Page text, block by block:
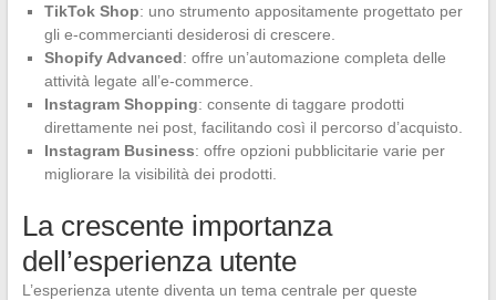
TikTok Shop: uno strumento appositamente progettato per
gli e-commercianti desiderosi di crescere.
Shopify Advanced: offre un’automazione completa delle
attività legate all’e-commerce.
Instagram Shopping: consente di taggare prodotti
direttamente nei post, facilitando così il percorso d’acquisto.
Instagram Business: offre opzioni pubblicitarie varie per
migliorare la visibilità dei prodotti.
La crescente importanza
dell’esperienza utente
L’esperienza utente diventa un tema centrale per queste